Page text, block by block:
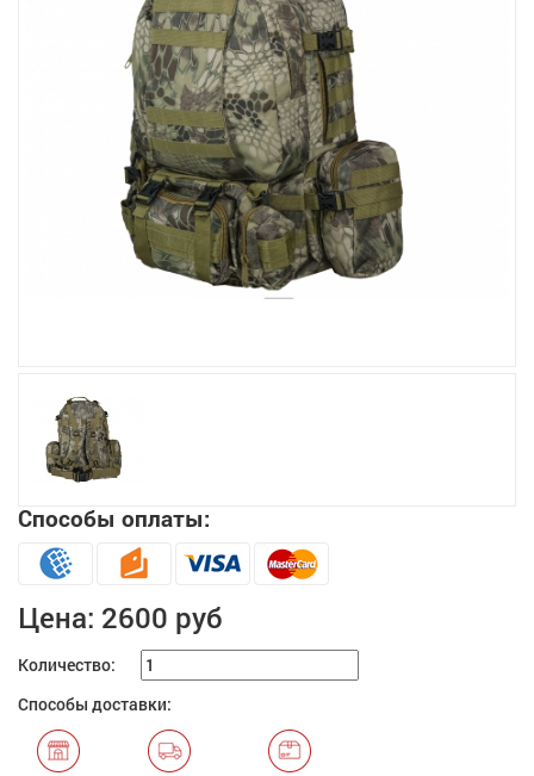
Способы оплаты:
Цена: 2600 руб
Количество:
Способы доставки: